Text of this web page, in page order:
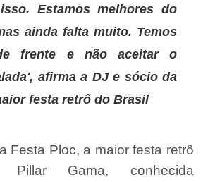
Estamos melhores do
ainda falta muito. Temos
frente e não aceitar o
afirma a DJ e sócio da
festa retrô do Brasil
Festa Ploc, a maior festa retrô
Gama, conhecida